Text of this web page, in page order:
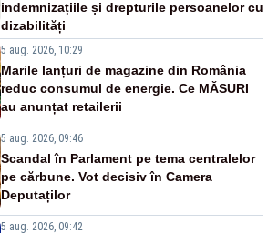
indemnizațiile și drepturile persoanelor cu
dizabilități
5 aug. 2026, 10:29
Marile lanțuri de magazine din România
reduc consumul de energie. Ce MĂSURI
au anunțat retailerii
5 aug. 2026, 09:46
Scandal în Parlament pe tema centralelor
pe cărbune. Vot decisiv în Camera
Deputaților
5 aug. 2026, 09:42